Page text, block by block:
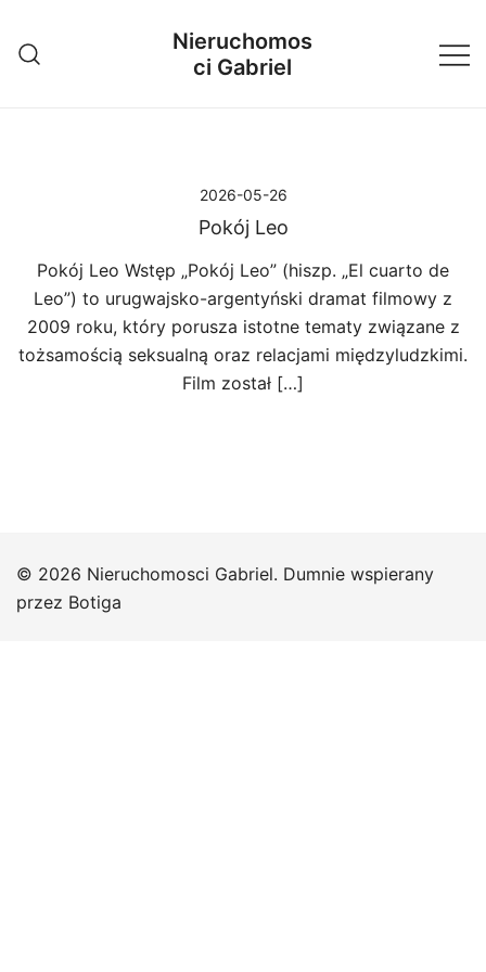
treści
Nieruchomos
ci Gabriel
2026-05-26
Pokój Leo
Pokój Leo Wstęp „Pokój Leo” (hiszp. „El cuarto de
Leo”) to urugwajsko-argentyński dramat filmowy z
2009 roku, który porusza istotne tematy związane z
tożsamością seksualną oraz relacjami międzyludzkimi.
Film został […]
© 2026 Nieruchomosci Gabriel. Dumnie wspierany
przez Botiga